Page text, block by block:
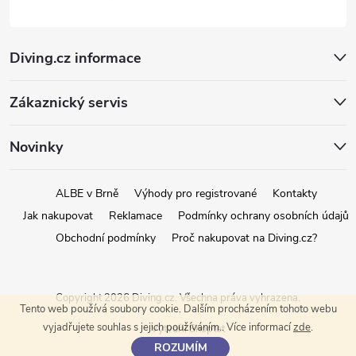
Tento web používá soubory cookie. Dalším procházením tohoto webu
vyjadřujete souhlas s jejich používáním.. Více informacízde.
ROZUMÍM
Diving.cz informace
Zákaznický servis
Novinky
ALBE v Brně Výhody pro registrované
Kontakty
Jak nakupovat
Reklamace
Podmínky ochrany osobních údajů
Obchodní podmínky
Proč nakupovat na Diving.cz?
Vytvořil Shoptet
Copyright 2026 Diving.cz. Všechna práva vyhrazena.